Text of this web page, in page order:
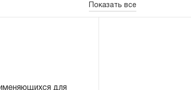
Показать все
для
4 мм